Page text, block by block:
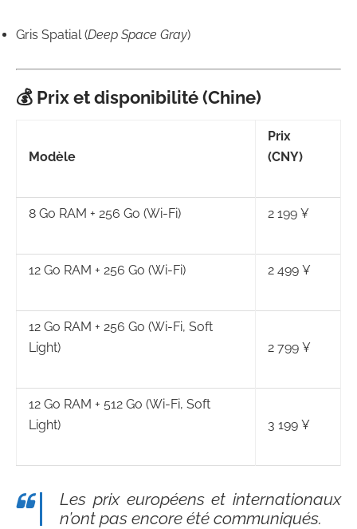
Gris Spatial (Deep Space Gray)
💰 Prix et disponibilité (Chine)
Modèle
Prix
(CNY)
8 Go RAM + 256 Go (Wi-Fi) 2 199 ¥
12 Go RAM + 256 Go (Wi-Fi) 2 499 ¥
12 Go RAM + 256 Go (Wi-Fi, Soft
Light)
2 799 ¥
12 Go RAM + 512 Go (Wi-Fi, Soft
Light)
3 199 ¥
Les prix européens et internationaux
n’ont pas encore été communiqués.